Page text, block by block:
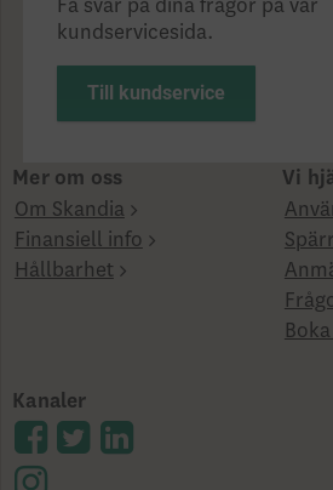
Få svar på dina frågor på vår
kundservicesida.
Till kundservice
Mer om oss
Om Skandia
Finansiell info
Hållbarhet
Vi
Kanaler